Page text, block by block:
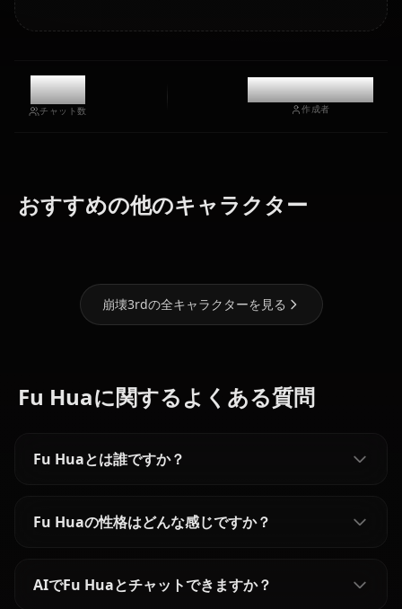
11.2k
チャット数
@casualwaifus
作成者
おすすめの他のキャラクター
エリシア
キアナ・カス
崩壊3rdの全キャラクターを見る
Fu Huaに関するよくある質問
Fu Huaとは誰ですか？
Fu Huaの性格はどんな感じですか？
AIでFu Huaとチャットできますか？